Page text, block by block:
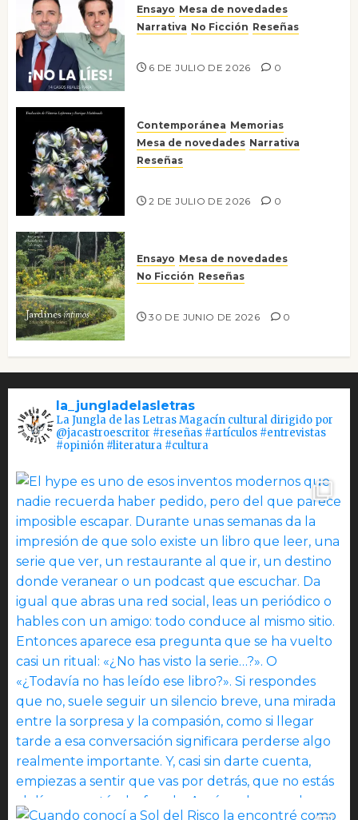
Ensayo Mesa de novedades
Narrativa No Ficción Reseñas
6 DE JULIO DE 2026 0
Contemporánea Memorias
Mesa de novedades Narrativa
Reseñas
2 DE JULIO DE 2026 0
Ensayo Mesa de novedades
No Ficción Reseñas
30 DE JUNIO DE 2026 0
la_jungladelasletras
La Jungla de las Letras Magacín cultural dirigido por
@jacastroescritor #reseñas #artículos #entrevistas
#opinión #literatura #cultura